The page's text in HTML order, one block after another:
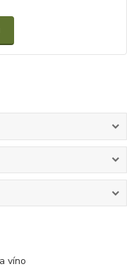
víno